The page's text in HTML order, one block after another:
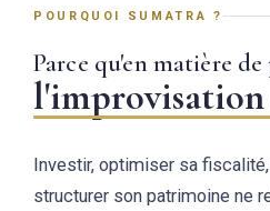
POURQUOI SUMATRA ?
Parce qu'en matière
l'improvisation
Investir, optimiser sa
structurer son patrimoine ne